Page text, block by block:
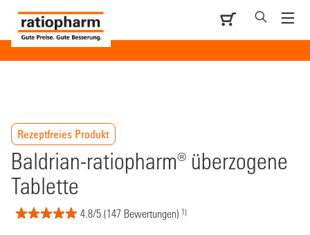
Rezeptfreies Produkt
Baldrian-ratiopharm® überzogene
Tablette
4.8/5 (147 Bewertungen) 1)